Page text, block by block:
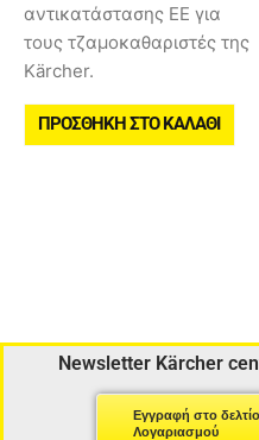
αντικατάστασης ΕΕ για
τους τζαμοκαθαριστές της
Kärcher.
ΠΡΟΣΘΉΚΗ ΣΤΟ ΚΑΛΆΘΙ
Newsletter Kärcher
Εγγραφή στο
Λογαριασμού